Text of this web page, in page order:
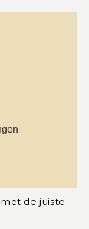
de juiste